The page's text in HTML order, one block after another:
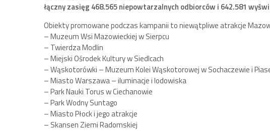
łączny zasięg 468.565 niepowtarzalnych odbiorców i 642.581
Obiekty promowane podczas kampanii to niewątpliwe atrakcje
– Muzeum Wsi Mazowieckiej w Sierpcu
– Twierdza Modlin
– Miejski Ośrodek Kultury w Siedlcach
– Wąskotorówki – Muzeum Kolei Wąskotorowej w Sochaczewie i
– Miasto Warszawa – iluminacje i lodowiska
– Park Nauki Torus w Ciechanowie
– Park Wodny Suntago
– Miasto Płock i jego atrakcje
– Skansen Ziemi Radomskiej